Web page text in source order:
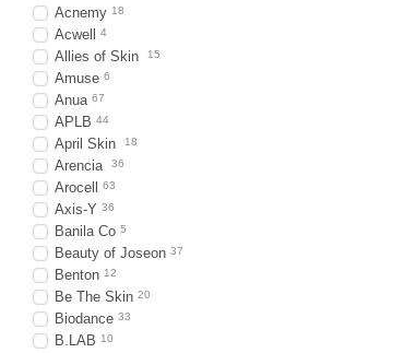
Acnemy 18
Acwell 4
Allies of Skin 15
Amuse 6
Anua 67
APLB 44
April Skin 18
Arencia 36
Arocell 63
Axis-Y 36
Banila Co 5
Beauty of Joseon 37
Benton 12
Be The Skin 20
Biodance 33
B.LAB 10